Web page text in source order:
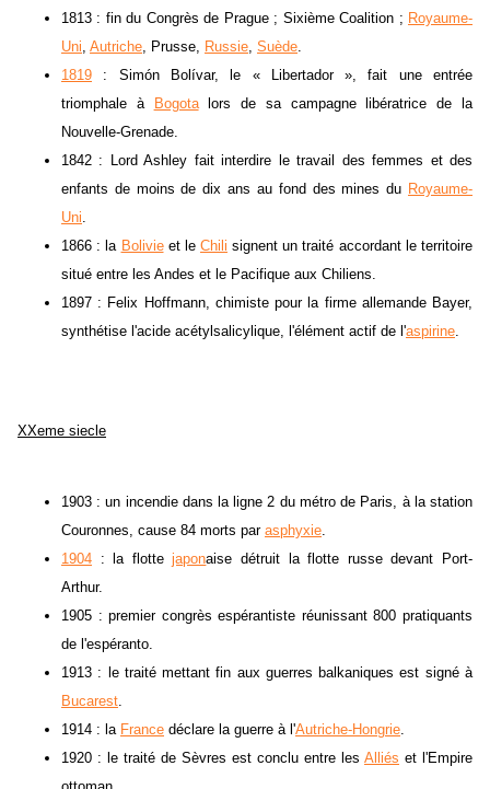
1813 : fin du Congrès de Prague ; Sixième Coalition ; Royaume-
Uni, Autriche, Prusse, Russie, Suède.
1819 : Simón Bolívar, le « Libertador », fait une entrée
triomphale à
Bogotalors de sa campagne libératrice de la
Nouvelle-Grenade.
1842 : Lord Ashley fait interdire le travail des femmes et des
enfants de moins de dix ans au fond des mines du Royaume-
Uni.
1866 : la Bolivieet le Chili signent un traité accordant le territoire
situé entre les Andes et le Pacifique aux Chiliens.
1897 : Felix Hoffmann, chimiste pour la firme allemande Bayer,
synthétise l'acide acétylsalicylique, l'élément actif de l'aspirine.
XXeme siecle
1903 : un incendie dans la ligne 2 du métro de Paris, à la station
Couronnes, cause 84 morts par asphyxie.
1904 : la flottejaponaise détruit la flotte russe devant Port-
Arthur.
1905 : premier congrès espérantiste réunissant 800 pratiquants
de l'espéranto.
1913 : le traité mettant fin aux guerres balkaniques est signé à
Bucarest.
1914 : la France déclare la guerre à l'Autriche-Hongrie.
1920 : le traité de Sèvres est conclu entre les Alliés et l'Empire